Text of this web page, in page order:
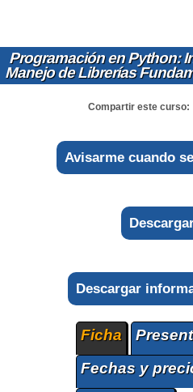
Programación en Python:
Manejo de Librerías
Compartir este curso:
Avisarme cuando
Descargar
Ficha
Fechas y